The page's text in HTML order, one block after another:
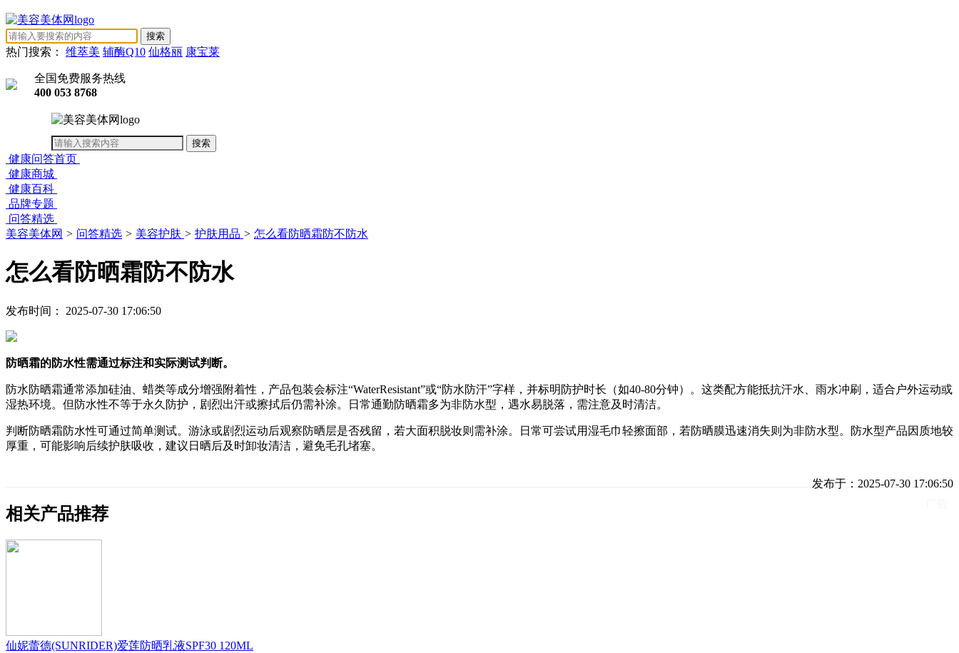
热门搜索： 维萃美 辅酶Q10 仙格丽 康宝莱
全国免费服务热线
400 053 8768
健康问答首页
健康商城
健康百科
品牌专题
问答精选
美容美体网 > 问答精选 > 美容护肤 > 护肤用品 > 怎么看防晒霜防不防水
怎么看防晒霜防不防水
发布时间： 2025-07-30 17:06:50
防晒霜的防水性需通过标注和实际测试判断。
防水防晒霜通常添加硅油、蜡类等成分增强附着性，产品包装会标注“WaterResistant”或“防水防汗”字样，并标明防护时长（如40-80分钟）。这类配方能抵抗汗水、雨水冲刷，适合户外运动或
湿热环境。但防水性不等于永久防护，剧烈出汗或擦拭后仍需补涂。日常通勤防晒霜多为非防水型，遇水易脱落，需注意及时清洁。
判断防晒霜防水性可通过简单测试。游泳或剧烈运动后观察防晒层是否残留，若大面积脱妆则需补涂。日常可尝试用湿毛巾轻擦面部，若防晒膜迅速消失则为非防水型。防水型产品因质地较
厚重，可能影响后续护肤吸收，建议日晒后及时卸妆清洁，避免毛孔堵塞。
发布于：2025-07-30 17:06:50
相关产品推荐
仙妮蕾德(SUNRIDER)爱莲防晒乳液SPF30 120ML